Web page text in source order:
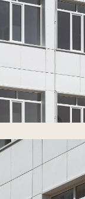
және
тілінде